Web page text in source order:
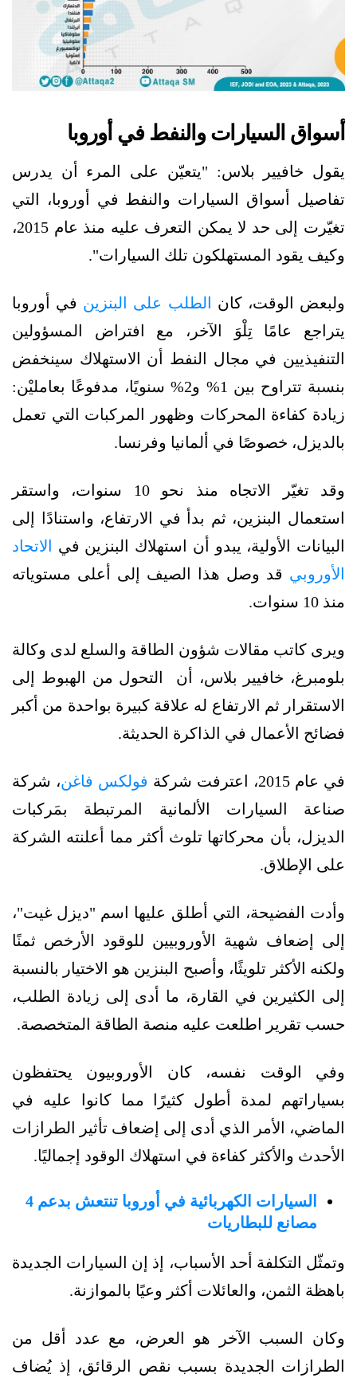
أسواق السيارات والنفط في أوروبا
يقول خافيير بلاس: "يتعيّن على المرء أن يدرس
تفاصيل أسواق السيارات والنفط في أوروبا، التي
تغيّرت إلى حد لا يمكن التعرف عليه منذ عام 2015،
وكيف يقود المستهلكون تلك السيارات".
ولبعض الوقت، كان الطلب على البنزين في أوروبا
يتراجع عامًا تِلْوَ الآخر، مع افتراض المسؤولين
التنفيذيين في مجال النفط أن الاستهلاك سينخفض
بنسبة تتراوح بين 1% و2% سنويًا، مدفوعًا بعامليْن:
زيادة كفاءة المحركات وظهور المركبات التي تعمل
بالديزل، خصوصًا في ألمانيا وفرنسا.
وقد تغيّر الاتجاه منذ نحو 10 سنوات، واستقر
استعمال البنزين، ثم بدأ في الارتفاع، واستنادًا إلى
البيانات الأولية، يبدو أن استهلاك البنزين في
الاتحاد
الأوروبي قد وصل هذا الصيف إلى أعلى مستوياته
منذ 10 سنوات.
ويرى كاتب مقالات شؤون الطاقة والسلع لدى وكالة
بلومبرغ، خافيير بلاس، أن التحول من الهبوط إلى
الاستقرار ثم الارتفاع له علاقة كبيرة بواحدة من أكبر
فضائح الأعمال في الذاكرة الحديثة.
في عام 2015، اعترفت شركة فولكس فاغن، شركة
صناعة السيارات الألمانية المرتبطة بمَركبات
الديزل، بأن محركاتها تلوث أكثر مما أعلنته الشركة
على الإطلاق.
وأدت الفضيحة، التي أطلق عليها اسم "ديزل غيت"،
إلى إضعاف شهية الأوروبيين للوقود الأرخص ثمنًا
ولكنه الأكثر تلويثًا، وأصبح البنزين هو الاختيار بالنسبة
إلى الكثيرين في القارة، ما أدى إلى زيادة الطلب،
حسب تقرير اطلعت عليه منصة الطاقة المتخصصة.
وفي الوقت نفسه، كان الأوروبيون يحتفظون
بسياراتهم لمدة أطول كثيرًا مما كانوا عليه في
الماضي، الأمر الذي أدى إلى إضعاف تأثير الطرازات
الأحدث والأكثر كفاءة في استهلاك الوقود إجماليًا.
السيارات الكهربائية في أوروبا تنتعش بدعم 4
مصانع للبطاريات
وتمثّل التكلفة أحد الأسباب، إذ إن السيارات الجديدة
باهظة الثمن، والعائلات أكثر وعيًا بالموازنة.
وكان السبب الآخر هو العرض، مع عدد أقل من
الطرازات الجديدة بسبب نقص الرقائق، إذ يُضاف